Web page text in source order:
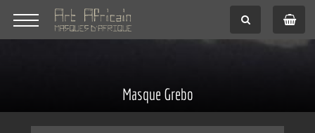
Masque Grebo